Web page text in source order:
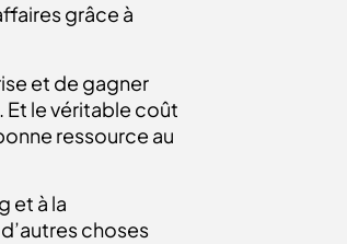
grâce à
et de gagner
Et le véritable coût
ressource au
et à la
choses